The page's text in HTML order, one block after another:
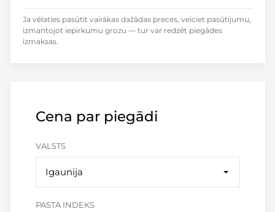
Cena par piegādi
VALSTS
Igaunija
PASTA INDEKS
Ja vēlaties pasūtīt vairākas dažādas preces, veiciet pasūtījumu,
izmantojot iepirkumu grozu — tur var redzēt piegādes
izmaksas.